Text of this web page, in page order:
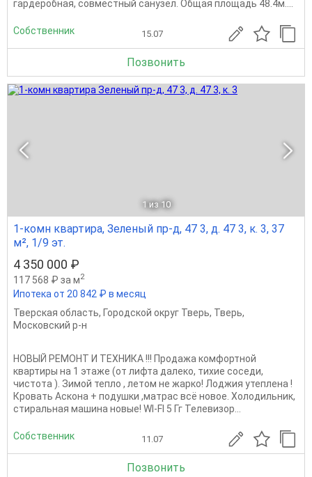
гардеробная, совместный санузел. Общая площадь 48.4м....
Собственник 15.07
Позвонить
1 из 10
1-комн квартира, Зеленый пр-д, 47 3, д. 47 3, к. 3, 37
м², 1/9 эт.
4 350 000 ₽
117 568 ₽ за м2
Ипотека от 20 842 ₽ в месяц
Тверская область, Городской округ Тверь, Тверь,
Московский р-н
НОВЫЙ РЕМОНТ И ТЕХНИКА !!! Продажа комфортной
квартиры на 1 этаже (от лифта далеко, тихие соседи,
чистота ). Зимой тепло , летом не жарко! Лоджия утеплена !
Кровать Аскона + подушки ,матрас всё новое. Холодильник,
стиральная машина новые! WI-FI 5 Гг Телевизор...
Собственник 11.07
Позвонить